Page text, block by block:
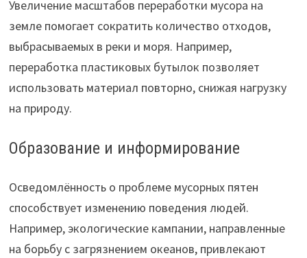
Увеличение масштабов переработки мусора на
земле помогает сократить количество отходов,
выбрасываемых в реки и моря. Например,
переработка пластиковых бутылок позволяет
использовать материал повторно, снижая нагрузку
на природу.
Образование и информирование
Осведомлённость о проблеме мусорных пятен
способствует изменению поведения людей.
Например, экологические кампании, направленные
на борьбу с загрязнением океанов, привлекают